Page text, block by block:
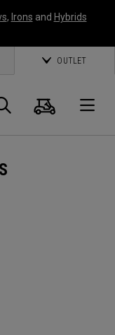
, Irons and Hybrids
OUTLET
Suche